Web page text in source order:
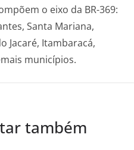
o eixo da BR-369:
Santa Mariana,
Jacaré, Itambaracá,
municípios.
também